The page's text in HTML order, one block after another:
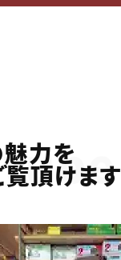
力を
頂けます